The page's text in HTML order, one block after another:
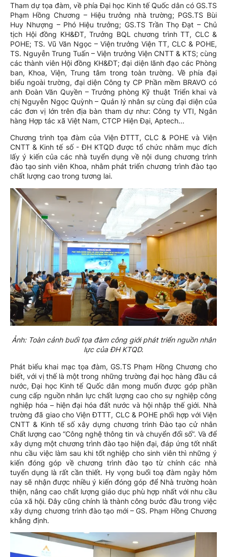
Tham dự tọa đàm, về phía Đại học Kinh tế Quốc dân có GS.TS
Phạm Hồng Chương – Hiệu trưởng nhà trường; PGS.TS Bùi
Huy Nhượng – Phó Hiệu trưởng; GS.TS Trần Thọ Đạt – Chủ
tịch Hội đồng KH&ĐT, Trưởng BQL chương trình TT, CLC &
POHE; TS. Vũ Văn Ngọc – Viện trưởng Viện TT, CLC & POHE,
TS. Nguyễn Trung Tuấn – Viện trưởng Viện CNTT & KTS; cùng
các thành viên Hội đồng KH&ĐT; đại diện lãnh đạo các Phòng
ban, Khoa, Viện, Trung tâm trong toàn trường. Về phía đại
biểu ngoài trường, đại diện Công ty CP Phần mềm BRAVO có
anh Đoàn Văn Quyền – Trưởng phòng Kỹ thuật Triển khai và
chị Nguyễn Ngọc Quỳnh – Quản lý nhân sự cùng đại diện của
các đơn vị lớn trên địa bàn tham dự như: Công ty VTI, Ngân
hàng Hợp tác xã Việt Nam, CTCP Hiện Đại, Aptech...
Chương trình tọa đàm của Viện ĐTTT, CLC & POHE và Viện
CNTT & Kinh tế số - ĐH KTQD được tổ chức nhằm mục đích
lấy ý kiến của các nhà tuyển dụng về nội dung chương trình
đào tạo sinh viên Khoa, nhằm phát triển chương trình đào tạo
chất lượng cao trong tương lai.
Ảnh: Toàn cảnh buổi tọa đàm công giới phát triển nguồn nhân
lực của ĐH KTQD.
Phát biểu khai mạc tọa đàm, GS.TS Phạm Hồng Chương cho
biết, với vị thế là một trong những trường đại học hàng đầu cả
nước, Đại học Kinh tế Quốc dân mong muốn được góp phần
cung cấp nguồn nhân lực chất lượng cao cho sự nghiệp công
nghiệp hóa – hiện đại hóa đất nước và hội nhập thế giới. Nhà
trường đã giao cho Viện ĐTTT, CLC & POHE phối hợp với Viện
CNTT & Kinh tế số xây dựng chương trình Đào tạo cử nhân
Chất lượng cao “Công nghệ thông tin và chuyển đổi số”. Và để
xây dựng một chương trình đào tạo hiện đại, đáp ứng tốt nhất
nhu cầu việc làm sau khi tốt nghiệp cho sinh viên thì những ý
kiến đóng góp về chương trình đào tạo từ chính các nhà
tuyển dụng là rất cần thiết. Hy vọng buổi toạ đàm ngày hôm
nay sẽ nhận được nhiều ý kiến đóng góp để Nhà trường hoàn
thiện, nâng cao chất lượng giáo dục phù hợp nhất với nhu cầu
của xã hội. Đây cũng chính là thành công bước đầu trong việc
xây dựng chương trình đào tạo mới – GS. Phạm Hồng Chương
khẳng định.